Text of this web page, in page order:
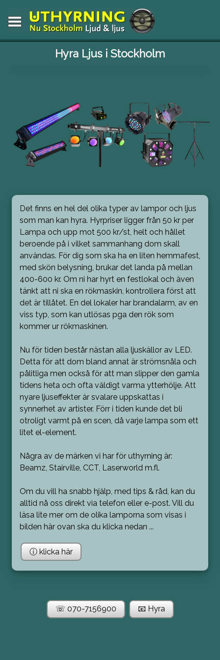
Hyra Ljus i Stockholm
Det finns en hel del olika typer av lampor och ljus
som man kan hyra. Hyrpriser ligger från 50 kr per
Lampa och upp mot 500 kr/st, helt och hållet
beroende på i vilket sammanhang dom skall
användas. För dig som ska ha en liten hemmafest,
med skön belysning, brukar det landa på mellan
400-600 kr. Om ni har hyrt en festlokal och även
tänkt att ni ska en rökmaskin, kontrollera först att
det är tillåtet. En del lokaler har brandalarm, av en
viss typ, som kan utlösas pga den rök som
kommer ur rökmaskinen.
Nu för tiden består nästan alla ljuskällor av LED.
Detta för att dom bland annat är strömsnåla och
pålitliga men också för att man slipper den gamla
tidens heta och ofta väldigt varma ytterhölje. Att
nyare ljuseffekter är svalare uppskattas i
synnerhet av artister. Förr i tiden kunde det bli
otroligt varmt på en scen, då varje lampa som ett
litet el-element.
Några av de märken vi har för uthyrning är:
Beamz, Stairville, CCT, Laserworld m.fl.
Om du vill ha snabb hjälp, med tips & råd, kan du
alltid nå oss direkt via telefon eller e-post. Vill du
läsa lite mer om de olika lamporna som visas i
bilden här ovan ska du klicka nedan ...
ⓘ klicka här
☏ 070-7156900 📧 Hyra